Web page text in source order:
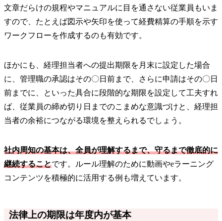
文章だらけの規程やマニュアルに目を通さない従業員もいま
すので、たとえば図示や矢印を使って経費精算の手順を示す
ワークフローを作成するのも有効です。
ほかにも、経理担当者への提出期限を月末に設定した場合
に、管理職の承認はその〇日前まで、さらに申請はその〇日
前までに、といった具合に段階的な期限を設定して工夫すれ
ば、従業員の締め切り日までのこまめな意識づけと、経理担
当者の余裕につながる環境を整えられるでしょう。
社内周知の基本は、全員が理解するまで、守るまで徹底的に
継続することです。ルール理解のために動画やeラーニング
コンテンツを積極的に活用する例も増えています。
法律上の期限は年度内が基本